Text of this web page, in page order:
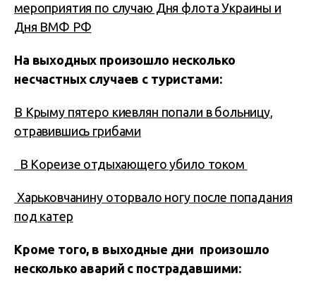
мероприятия по случаю Дня флота Украины и
Дня ВМФ РФ
На выходных произошло несколько
несчастных случаев с туристами:
В Крыму пятеро киевлян попали в больницу,
отравившись грибами
В Кореизе отдыхающего убило током
Харьковчанину оторвало ногу после попадания
под катер
Кроме того, в выходные дни произошло
несколько аварий с пострадавшими: